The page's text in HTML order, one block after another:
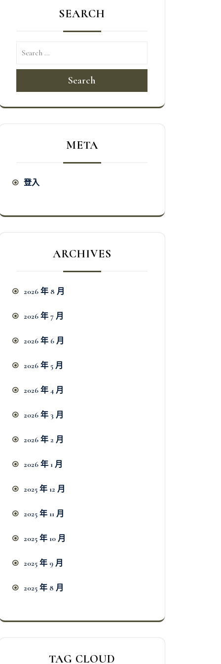
SEARCH
Search
META
登入
ARCHIVES
2026 年 8 月
2026 年 7 月
2026 年 6 月
2026 年 5 月
2026 年 4 月
2026 年 3 月
2026 年 2 月
2026 年 1 月
2025 年 12 月
2025 年 11 月
2025 年 10 月
2025 年 9 月
2025 年 8 月
TAG CLOUD